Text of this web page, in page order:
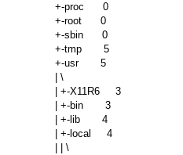
+-proc      0
+-root      0
+-sbin      0
+-tmp       5
+-usr       5
| \
| +-X11R6     3
| +-bin       3
| +-lib       4
| +-local     4
| | \